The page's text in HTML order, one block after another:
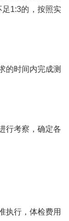
1:3的，按照实
的时间内完成测
行考察，确定各
执行，体检费用